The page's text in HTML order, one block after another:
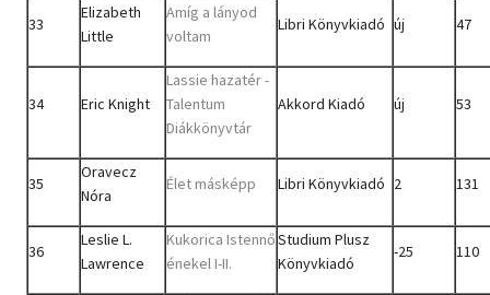
33
Elizabeth
Little
Amíg a lányod
voltam
Libri Könyvkiadó új 47
34 Eric Knight
Lassie hazatér -
Talentum
Diákkönyvtár
Akkord Kiadó új 53
35
Oravecz
Nóra
Élet másképp Libri Könyvkiadó 2 131
36
Leslie L.
Lawrence
Kukorica Istennő
énekel I-II.
Studium Plusz
Könyvkiadó
-25 110